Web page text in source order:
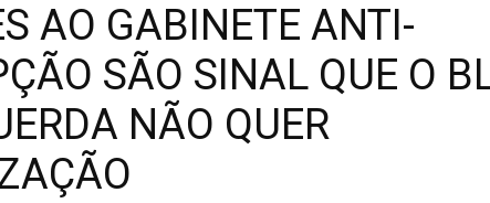
AO GABINETE ANTI-
SÃO SINAL QUE O
NÃO QUER